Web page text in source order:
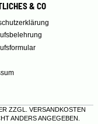
& CO
ZZGL. VERSANDKOSTEN
ANDERS ANGEGEBEN.